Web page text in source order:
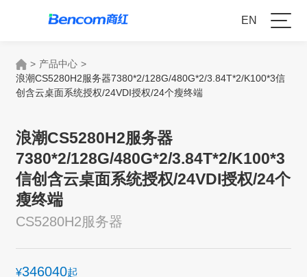
EN
> 产品中心 >
浪潮CS5280H2服务器7380*2/128G/480G*2/3.84T*2/K100*3信
创含云桌面系统授权/24VDI授权/24个瘦终端
浪潮CS5280H2服务器
7380*2/128G/480G*2/3.84T*2/K100*3
信创含云桌面系统授权/24VDI授权/24个
瘦终端
CS5280H2服务器
¥346040起